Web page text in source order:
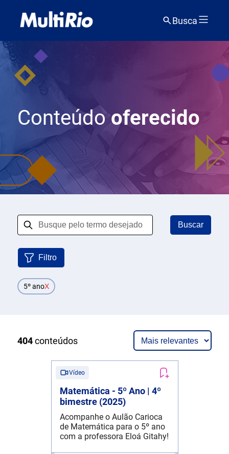
Busca
Conteúdooferecido
Filtro
Buscar
5º anoX
404conteúdos
Vídeo
Matemática - 5º Ano | 4º
bimestre (2025)
Acompanhe o Aulão Carioca
de Matemática para o 5º ano
com a professora Eloá Gitahy!